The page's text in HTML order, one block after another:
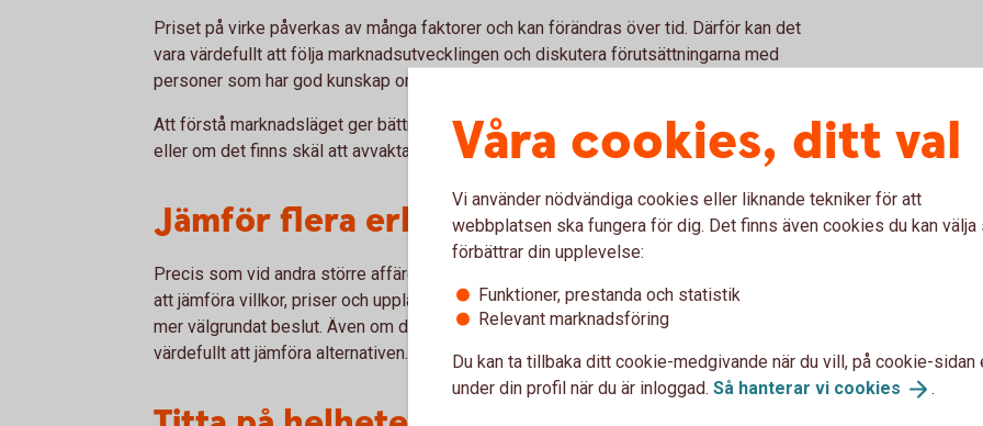
Priset på virke påverkas av många faktorer och kan förändras över tid. Därför kan det
vara värdefullt att följa marknadsutvecklingen och diskutera förutsättningarna med
personer som har god kunskap om skogsmarknaden.
Att förstå marknadsläget ger bättre förutsättningar att bedöma om det är rätt tid att sälja
eller om det finns skäl att avvakta.
Jämför flera erbjudanden
Precis som vid andra större affärer är det klokt att ta in offerter från flera aktörer. Genom
att jämföra villkor, priser och upplägg får du en bättre bild av marknaden och kan fatta ett
mer välgrundat beslut. Även om du har en etablerad relation med en köpare kan det vara
värdefullt att jämföra alternativen.
Våra cookies, ditt val
Vi använder nödvändiga cookies eller liknande tekniker för att
webbplatsen ska fungera för dig. Det finns även cookies du kan välja
förbättrar din upplevelse:
Funktioner, prestanda och statistik
Relevant marknadsföring
Du kan ta tillbaka ditt cookie-medgivande när du vill, på cookie-sidan
under din profil när du är inloggad. Så hanterar vi cookies .